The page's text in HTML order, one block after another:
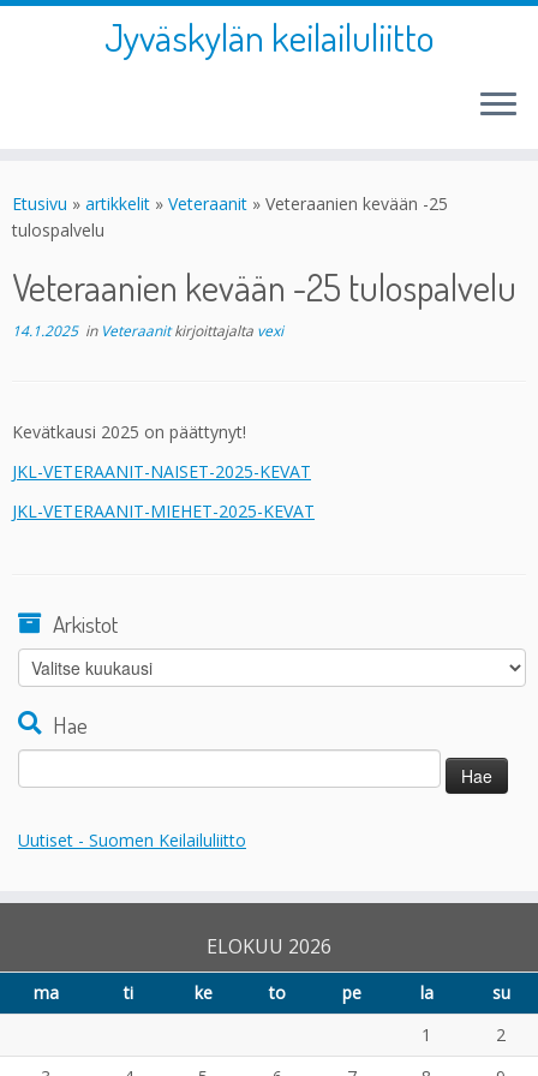
to
content
Jyväskylän keilailuliitto
Etusivu » artikkelit » Veteraanit » Veteraanien kevään -25
tulospalvelu
Veteraanien kevään -25 tulospalvelu
14.1.2025in Veteraanitkirjoittajalta vexi
Kevätkausi 2025 on päättynyt!
JKL-VETERAANIT-NAISET-2025-KEVAT
JKL-VETERAANIT-MIEHET-2025-KEVAT
Arkistot
Arkistot
Hae
Haku:
Uutiset - Suomen Keilailuliitto
ELOKUU 2026
ma ti ke to pe la
su
1
2